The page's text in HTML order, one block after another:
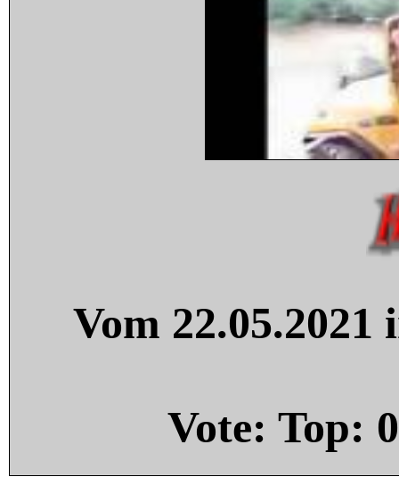
Vom
Vote: Top: 0